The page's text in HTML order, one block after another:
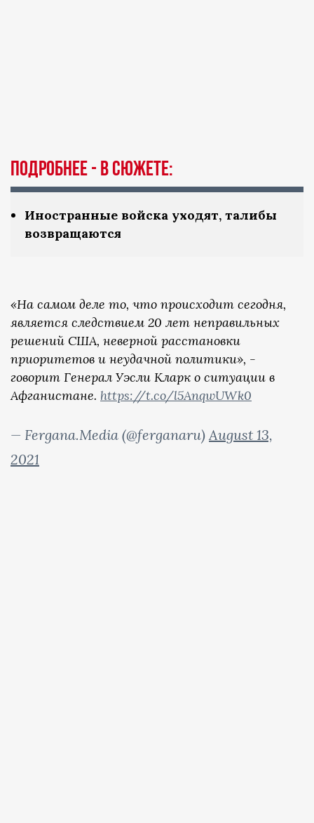
Подробнее - в сюжете:
Иностранные войска уходят, талибы
возвращаются
«На самом деле то, что происходит сегодня,
является следствием 20 лет неправильных
решений США, неверной расстановки
приоритетов и неудачной политики», -
говорит Генерал Уэсли Кларк о ситуации в
Афганистане. https://t.co/l5AnqwUWk0
— Fergana.Media (@ferganaru) August 13,
2021